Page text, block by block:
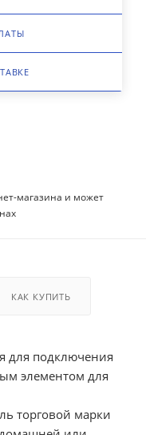
магазина и может
КАК КУПИТЬ
для подключения
элементом для
торговой марки